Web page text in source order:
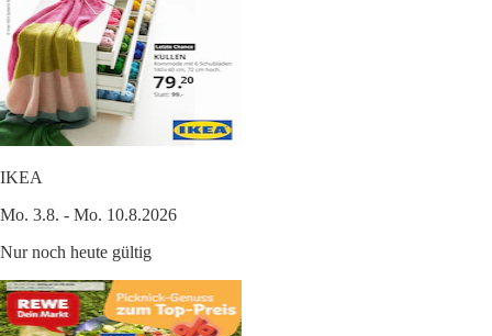
IKEA
Mo. 3.8. - Mo. 10.8.2026
Nur noch heute gültig